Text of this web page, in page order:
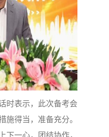
时表示，此次备考会
施得当，准备充分。